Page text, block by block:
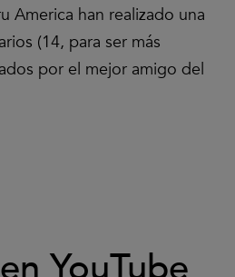
America han realizado una
(14, para ser más
por el mejor amigo del